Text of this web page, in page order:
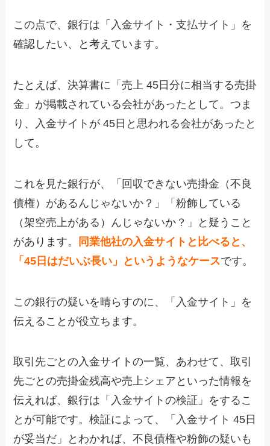
この点で、銀行は「入金サイト・支払サイト」を
確認したい、と考えています。
たとえば、決算書に「売上 45日分に相当する売掛
金」が掲載されている会社があったとして。つま
り、入金サイトが 45日と思われる会社があったと
して。
これを見た銀行が、「回収できない売掛金（不良
債権）があるんじゃないか？」「粉飾している
（架空売上がある）んじゃないか？」と疑うこと
があります。
同業他社の入金サイトと比べると、
「45日はだいぶ長い」というようなケースです。
この銀行の疑いを晴らすのに、「入金サイト」を
伝えることが役立ちます。
取引先ごとの入金サイトの一覧、あわせて、取引
先ごとの売掛金残高や売上シェアといった情報を
伝えれば、銀行は「入金サイトの検証」をするこ
とが可能です。検証によって、「入金サイト 45日
が妥当だ」とわかれば、不良債権や粉飾の疑いも